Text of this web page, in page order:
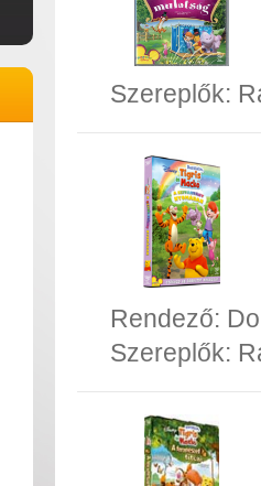
Szereplők:
Rendező:
Szereplők: